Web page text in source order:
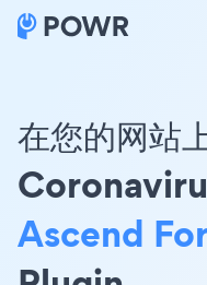
在您的网站
Ascend